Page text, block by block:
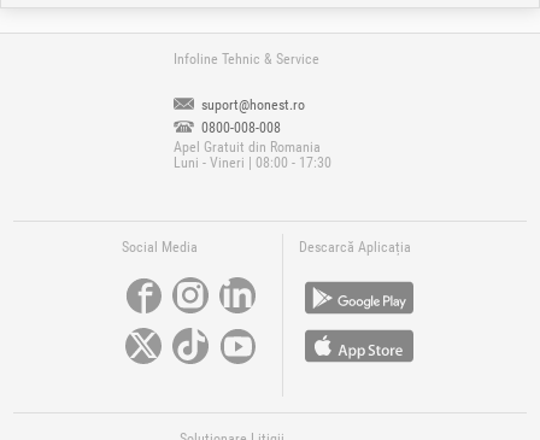
Infoline Tehnic & Service
suport@honest.ro
0800-008-008
Apel Gratuit din Romania
Luni - Vineri | 08:00 - 17:30
Social Media Descarcă Aplicația